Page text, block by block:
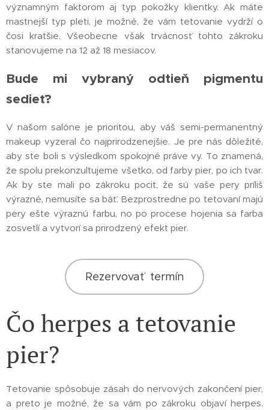
významným faktorom aj typ pokožky klientky. Ak máte
mastnejší typ pleti, je možné, že vám tetovanie vydrží o
čosi kratšie. Všeobecne však trvácnosť tohto zákroku
stanovujeme na 12 až 18 mesiacov.
Bude mi vybraný odtieň pigmentu
sedieť?
V našom salóne je prioritou, aby váš semi-permanentný
makeup vyzeral čo najprirodzenejšie. Je pre nás dôležité,
aby ste boli s výsledkom spokojné práve vy. To znamená,
že spolu prekonzultujeme všetko, od farby pier, po ich tvar.
Ak by ste mali po zákroku pocit, že sú vaše pery príliš
výrazné, nemusíte sa báť. Bezprostredne po tetovaní majú
pery ešte výraznú farbu, no po procese hojenia sa farba
zosvetlí a vytvorí sa prirodzený efekt pier.
Rezervovať termín
Čo herpes a tetovanie
pier?
Tetovanie spôsobuje zásah do nervových zakončení pier,
a preto je možné, že sa vám po zákroku objaví herpes.